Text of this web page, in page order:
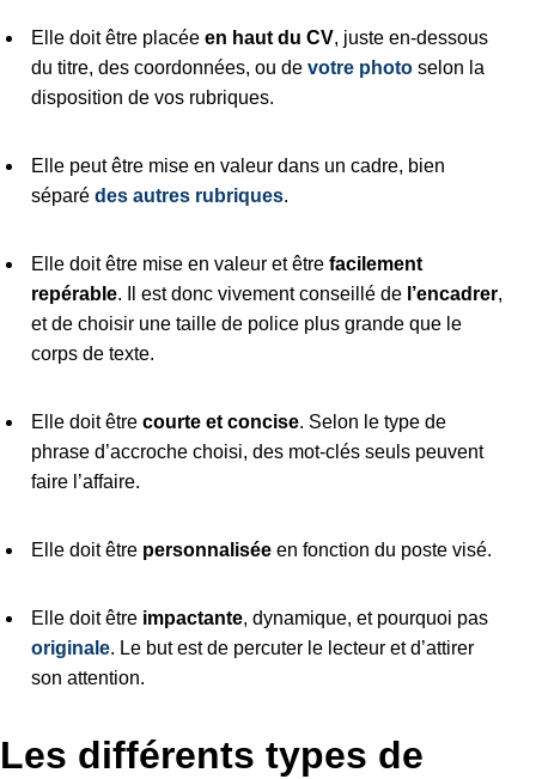
Elle doit être placée en haut du CV, juste en-dessous
du titre, des coordonnées, ou de votre photoselon la
disposition de vos rubriques.
Elle peut être mise en valeur dans un cadre, bien
séparé des autres rubriques.
Elle doit être mise en valeur et être facilement
repérable. Il est donc vivement conseillé de l’encadrer,
et de choisir une taille de police plus grande que le
corps de texte.
Elle doit être courte et concise. Selon le type de
phrase d’accroche choisi, des mot-clés seuls peuvent
faire l’affaire.
Elle doit être personnaliséeen fonction du poste visé.
Elle doit être impactante, dynamique, et pourquoi pas
originale. Le but est de percuter le lecteur et d’attirer
son attention.
Les différents types de